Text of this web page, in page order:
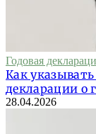
Годовая
Как
декларации о
28.04.2026